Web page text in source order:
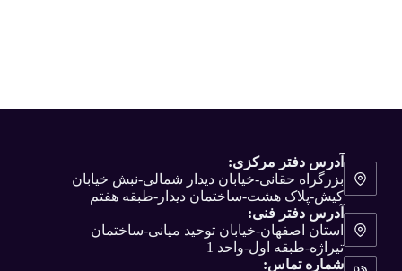
آدرس دفتر مرکزی:
بزرگراه حقانی-خیابان دیدار شمالی-نبش خیابان
کیش-پلاک هشت-ساختمان دیدار-طبقه هفتم
آدرس دفتر فنی:
استان اصفهان-خیابان توحید میانی-ساختمان
تیراژه-طبقه اول-واحد 1
شماره تماس: